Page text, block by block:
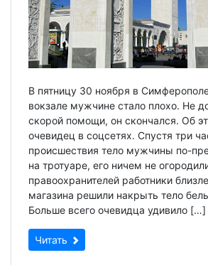
В пятницу 30 ноября в
вокзале мужчине стало плохо. Не
скорой помощи, он скончался. Об
очевидец в соцсетях. Спустя три
происшествия тело мужчины по-
на тротуаре, его ничем не
правоохранителей работники
магазина решили накрыть тело
Больше всего очевидца удивило […]
Читать